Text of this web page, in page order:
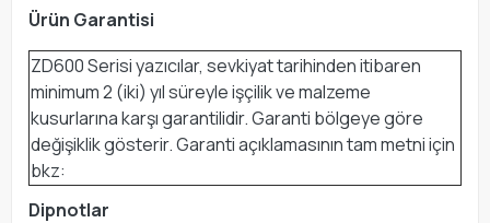
Ürün Garantisi
ZD600 Serisi yazıcılar, sevkiyat tarihinden itibaren
minimum 2 (iki) yıl süreyle işçilik ve malzeme
kusurlarına karşı garantilidir. Garanti bölgeye göre
değişiklik gösterir. Garanti açıklamasının tam metni için
bkz:
Dipnotlar